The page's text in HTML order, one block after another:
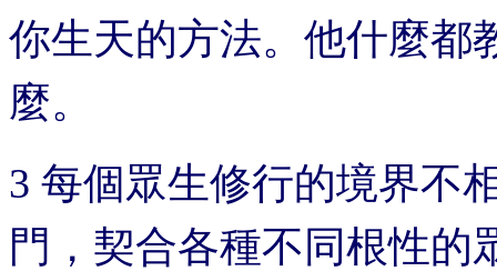
你生天的方法。他什麼都
麼。
3 每個眾生修行的境界不
門，契合各種不同根性的